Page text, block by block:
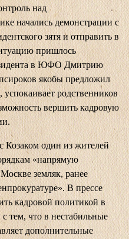
над
начались демонстрации с
зятя и отправить в
пришлось
в ЮФО Дмитрию
якобы предложил
родственников
вершить кадровую
Козаком один из жителей
«напрямую
земляк, ранее
В прессе
кадровой политикой в
тем, что в нестабильные
дополнительные